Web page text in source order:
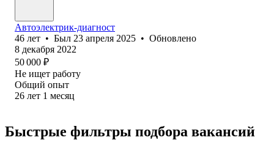
Автоэлектрик-диагност
46 лет • Был 23 апреля 2025 • Обновлено
8 декабря 2022
50 000 ₽
Не ищет работу
Общий опыт
26 лет 1 месяц
Быстрые фильтры подбора вакансий